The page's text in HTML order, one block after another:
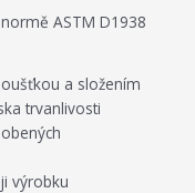
ASTM D1938
a složením
trvanlivosti
výrobku